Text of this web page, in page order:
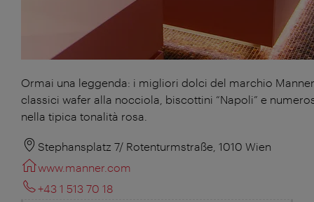
Ormai una leggenda: i migliori dolci del marchio
classici wafer alla nocciola, biscottini “Napoli” e
nella tipica tonalità rosa.
Stephansplatz 7/ Rotenturmstraße, 1010 Wien
www.manner.com
+43 1 513 70 18